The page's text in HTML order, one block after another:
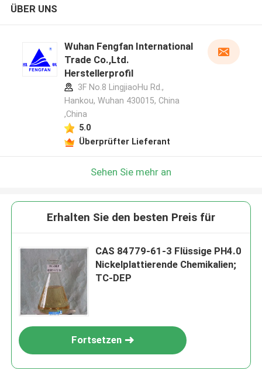
ÜBER UNS
Wuhan Fengfan International
Trade Co.,Ltd.
Herstellerprofil
3F No.8 LingjiaoHu Rd.,
Hankou, Wuhan 430015, China
,China
5.0
Überprüfter Lieferant
Sehen Sie mehr an
Erhalten Sie den besten Preis für
CAS 84779-61-3 Flüssige PH4.0
Nickelplattierende Chemikalien;
TC-DEP
Fortsetzen